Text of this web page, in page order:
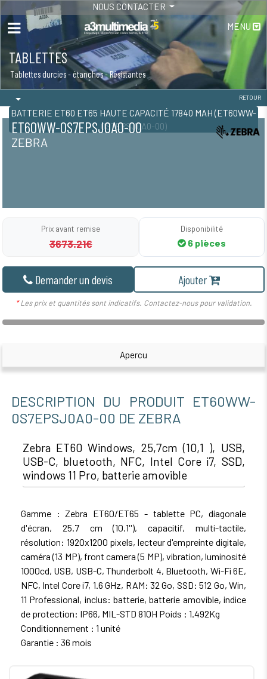
NOUS CONTACTER
MENU
TABLETTES
Tablettes durcies - étanches - Résistantes
BATTERIE ET60 ET65 HAUTE CAPACITÉ 17840 MAH (ET60WW-
0S7EPSJ0A0-00)
RETOUR
ET60WW-0S7EPSJ0A0-00
ZEBRA
Prix avant remise
3673.21€
Disponibilité
6 pièces
Demander un devis Ajouter
*Les prix et quantités sont indicatifs. Contactez-nous pour validation.
Apercu
DESCRIPTION DU PRODUIT ET60WW-
0S7EPSJ0A0-00 DE ZEBRA
Zebra ET60 Windows, 25,7cm (10,1 ), USB,
USB-C, bluetooth, NFC, Intel Core i7, SSD,
windows 11 Pro, batterie amovible
Gamme : Zebra ET60/ET65 - tablette PC, diagonale
d'écran, 25.7 cm (10.1''), capacitif, multi-tactile,
résolution: 1920x1200 pixels, lecteur d'empreinte digitale,
caméra (13 MP), front camera (5 MP), vibration, luminosité
1000cd, USB, USB-C, Thunderbolt 4, Bluetooth, Wi-Fi 6E,
NFC, Intel Core i7, 1.6 GHz, RAM: 32 Go, SSD: 512 Go, Win,
11 Professional, inclus: batterie, batterie amovible, indice
de protection: IP66, MIL-STD 810H Poids : 1.492Kg
Conditionnement : 1 unité
Garantie : 36 mois